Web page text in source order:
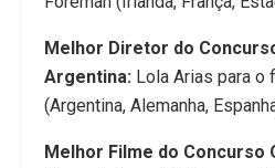
Melhor Diretor do
Argentina: Lola Arias para o
(Argentina, Alemanha,
Melhor Filme do Concurso